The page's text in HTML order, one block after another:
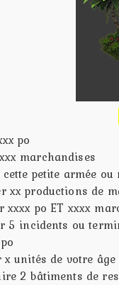
po
marchandises
petite armée
xx productions de
xxxx po ET xxxx
5 incidents ou
unités de votre âge
2 bâtiments de